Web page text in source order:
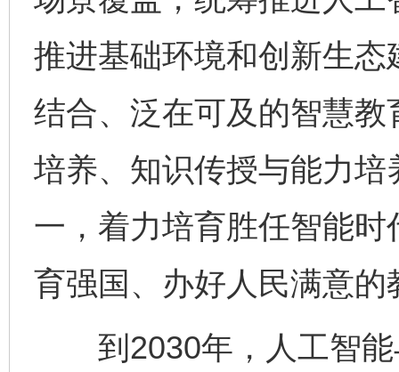
推进基础环境和创新生
结合、泛在可及的智慧
培养、知识传授与能力
一，着力培育胜任智能
育强国、办好人民满意
到2030年，人工智能